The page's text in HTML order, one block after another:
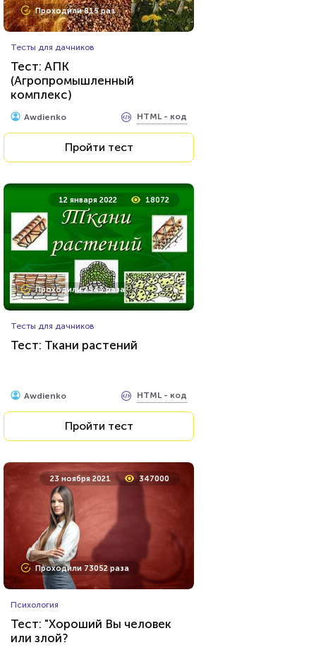
Проходили 815 раз
Тесты для дачников
Тест: АПК
(Агропромышленный
комплекс)
Awdienko HTML - код
Пройти тест
12 января 2022 18072
Проходили 2543 раза
Тесты для дачников
Тест: Ткани растений
Awdienko HTML - код
Пройти тест
23 ноября 2021 347000
Проходили 73052 раза
Психология
Тест: "Хороший Вы человек
или злой?